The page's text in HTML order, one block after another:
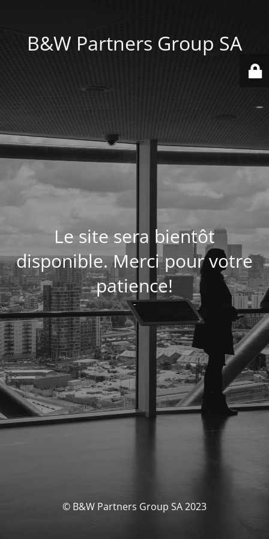
B&W Partners Group SA
Le site sera bientôt
disponible. Merci pour votre
patience!
-
© B&W Partners Group SA 2023